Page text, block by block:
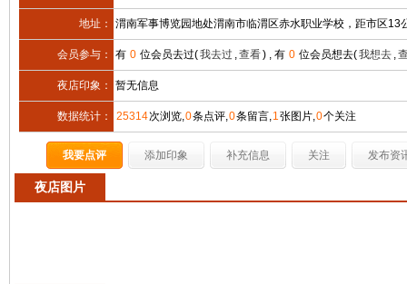
地址： 渭南军事博览园地处渭南市临渭区赤水职业学校，距市区13
会员参与： 有 0 位会员去过(我去过 ,查看) , 有 0 位会员想去(我想去 ,
夜店印象： 暂无信息
数据统计： 25314次浏览,0条点评,0条留言,1张图片,0个关注
我要点评 添加印象 补充信息 关注 发布资
夜店图片